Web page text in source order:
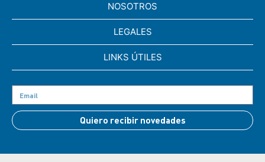
NOSOTROS
LEGALES
LINKS ÚTILES
Quiero recibir novedades